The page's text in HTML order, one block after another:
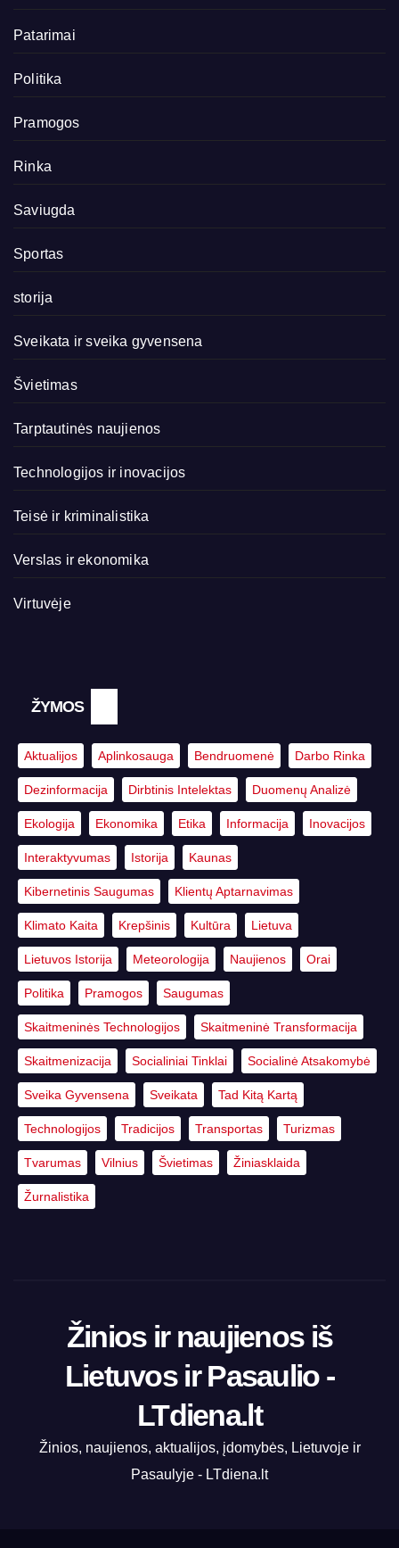
Patarimai
Politika
Pramogos
Rinka
Saviugda
Sportas
storija
Sveikata ir sveika gyvensena
Švietimas
Tarptautinės naujienos
Technologijos ir inovacijos
Teisė ir kriminalistika
Verslas ir ekonomika
Virtuvėje
ŽYMOS
Aktualijos Aplinkosauga Bendruomenė Darbo Rinka
Dezinformacija Dirbtinis Intelektas Duomenų Analizė
Ekologija Ekonomika Etika Informacija Inovacijos
Interaktyvumas Istorija Kaunas
Kibernetinis Saugumas Klientų Aptarnavimas
Klimato Kaita Krepšinis Kultūra Lietuva
Lietuvos Istorija Meteorologija Naujienos Orai
Politika Pramogos Saugumas
Skaitmeninės Technologijos Skaitmeninė Transformacija
Skaitmenizacija Socialiniai Tinklai Socialinė Atsakomybė
Sveika Gyvensena Sveikata Tad Kitą Kartą
Technologijos Tradicijos Transportas Turizmas
Tvarumas Vilnius Švietimas Žiniasklaida
Žurnalistika
Žinios ir naujienos iš
Lietuvos ir Pasaulio -
LTdiena.lt
Žinios, naujienos, aktualijos, įdomybės, Lietuvoje ir
Pasaulyje - LTdiena.lt